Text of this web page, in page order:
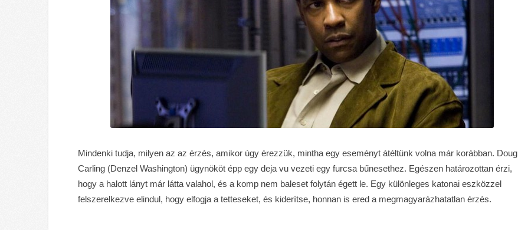
Mindenki tudja, milyen az az érzés, amikor úgy érezzük, mintha egy eseményt átéltünk volna már korábban. Doug
Carling (Denzel Washington) ügynököt épp egy deja vu vezeti egy furcsa bűnesethez. Egészen határozottan érzi,
hogy a halott lányt már látta valahol, és a komp nem baleset folytán égett le. Egy különleges katonai eszközzel
felszerelkezve elindul, hogy elfogja a tetteseket, és kiderítse, honnan is ered a megmagyarázhatatlan érzés.